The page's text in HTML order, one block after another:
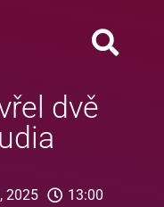
dvě
2025 13:00